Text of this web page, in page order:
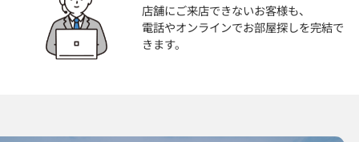
店舗にご来店できないお客様も、
電話やオンラインでお部屋探しを完結で
きます。